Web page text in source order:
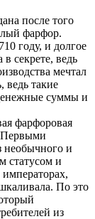
после того
фарфор.
году, и долгое
секрете, ведь
мечтал
ведь такие
суммы и
фарфоровая
Первыми
необычного и
статусом и
По это
из